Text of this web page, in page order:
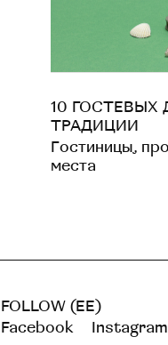
10
ТРАДИЦИИ
Гостиницы,
места
FOLLOW (EE)
Facebook
Instagram